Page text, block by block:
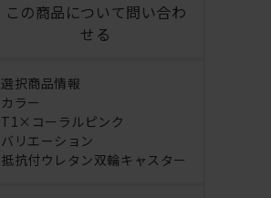
この商品について問い合わ
せる
選択商品情報
カラー
T1×コーラルピンク
バリエーション
抵抗付ウレタン双輪キャスター